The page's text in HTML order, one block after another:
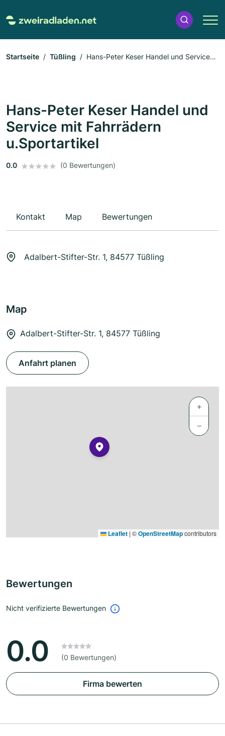
Startseite Tüßling
Hans-Peter Keser Handel und Service
Hans-Peter Keser Handel und
Service mit Fahrrädern
u.Sportartikel
0.0 (0 Bewertungen)
Kontakt Map Bewertungen
Adalbert-Stifter-Str. 1, 84577 Tüßling
Map
Adalbert-Stifter-Str. 1, 84577 Tüßling
Anfahrt planen
+
−
Leaflet | ©OpenStreetMapcontributors
Bewertungen
Nicht verifizierte Bewertungen
0.0 (0 Bewertungen)
Firma bewerten